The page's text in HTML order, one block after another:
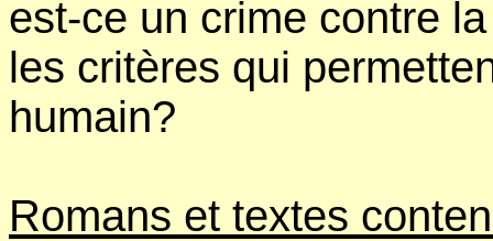
est-ce un crime contre
les critères qui
humain?
Romans et textes